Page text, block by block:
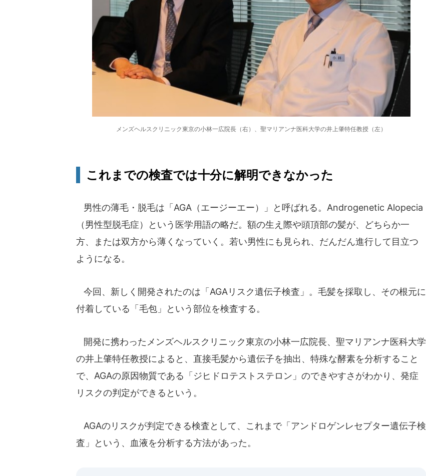
メンズヘルスクリニック東京の小林一広院長（右）、聖マリアンナ医科大学の井上肇特任教授（左）
これまでの検査では十分に解明できなかった
男性の薄毛・脱毛は「AGA（エージーエー）」と呼ばれる。Androgenetic Alopecia
（男性型脱毛症）という医学用語の略だ。額の生え際や頭頂部の髪が、どちらか一
方、または双方から薄くなっていく。若い男性にも見られ、だんだん進行して目立つ
ようになる。
今回、新しく開発されたのは「AGAリスク遺伝子検査」。毛髪を採取し、その根元に
付着している「毛包」という部位を検査する。
開発に携わったメンズヘルスクリニック東京の小林一広院長、聖マリアンナ医科大学
の井上肇特任教授によると、直接毛髪から遺伝子を抽出、特殊な酵素を分析すること
で、AGAの原因物質である「ジヒドロテストステロン」のできやすさがわかり、発症
リスクの判定ができるという。
AGAのリスクが判定できる検査として、これまで「アンドロゲンレセプター遺伝子検
査」という、血液を分析する方法があった。